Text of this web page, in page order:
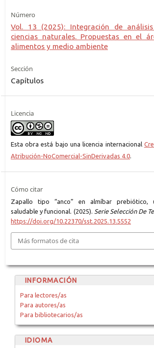
Número
Vol. 13 (2025): Integración de
ciencias naturales. Propuestas en el
alimentos y medio ambiente
Sección
Capítulos
Licencia
Esta obra está bajo una licencia internacional
Atribución-NoComercial-SinDerivadas 4.0.
Cómo citar
Zapallo tipo “anco” en almíbar prebiótico,
saludable y funcional. (2025). Serie Selección De
https://doi.org/10.22370/sst.2025.13.5552
Más formatos de cita
INFORMACIÓN
Para lectores/as
Para autores/as
Para bibliotecarios/as
IDIOMA